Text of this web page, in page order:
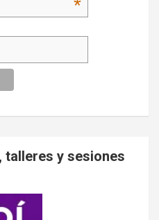
*
talleres y sesiones